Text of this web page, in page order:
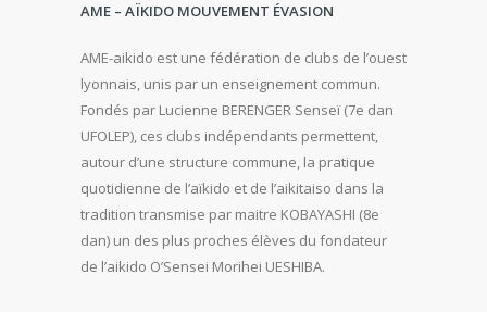
AME – AÏKIDO MOUVEMENT ÉVASION
AME-aikido est une fédération de clubs de l’ouest
lyonnais, unis par un enseignement commun.
Fondés par Lucienne BERENGER Senseï (7e dan
UFOLEP), ces clubs indépendants permettent,
autour d’une structure commune, la pratique
quotidienne de l’aïkido et de l’aikitaiso dans la
tradition transmise par maitre KOBAYASHI (8e
dan) un des plus proches élèves du fondateur
de l’aikido O’Sensei Morihei UESHIBA.